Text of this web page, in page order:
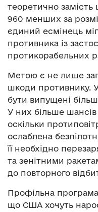
теоретично замість
960 менших за
єдиний есмінець
противника із
протикорабельних
Метою є не лише
шкоди противнику.
бути випущені
У них більше
оскільки
ослаблена
її необхідно
та зенітними
до повторного
Профільна
що США хочуть